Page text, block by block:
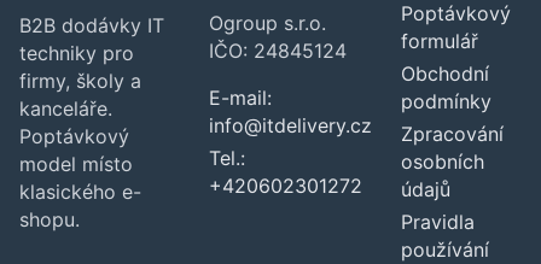
B2B dodávky IT
techniky pro
firmy, školy a
kanceláře.
Poptávkový
model místo
klasického e-
shopu.
Ogroup s.r.o.
IČO: 24845124
E-mail:
info@itdelivery.cz
Tel.:
+420602301272
Poptávkový
formulář
Obchodní
podmínky
Zpracování
osobních
údajů
Pravidla
používání